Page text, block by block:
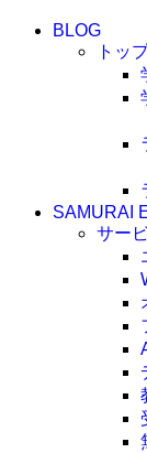
BLOG
トッ
SAMURAI
サー